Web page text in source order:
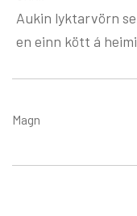
Aukin lyktarvörn
en einn kött á
Magn